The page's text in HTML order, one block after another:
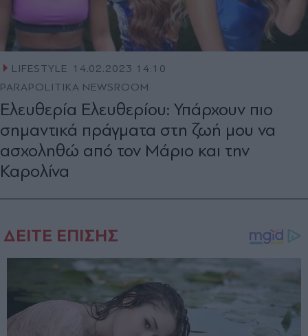
LIFESTYLE 14.02.2023 14:10
PARAPOLITIKA NEWSROOM
Ελευθερία Ελευθερίου: Υπάρχουν πιο
σημαντικά πράγματα στη ζωή μου να
ασχοληθώ από τον Μάριο και την
Καρολίνα